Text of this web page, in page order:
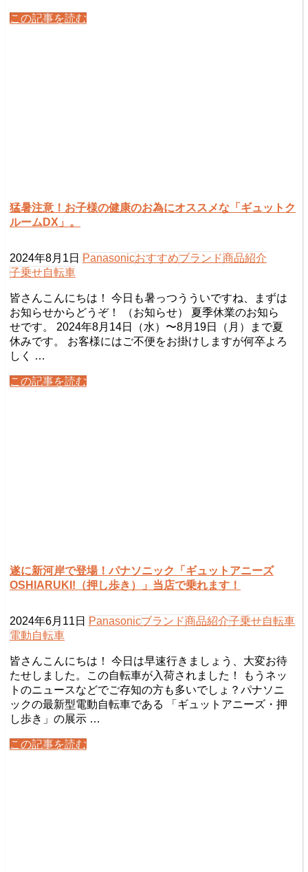
この記事を読む
猛暑注意！お子様の健康のお為にオススメな「ギュットク
ルームDX」。
2024年8月1日 Panasonicおすすめブランド商品紹介
子乗せ自転車
皆さんこんにちは！ 今日も暑っつうういですね、まずは
お知らせからどうぞ！ （お知らせ） 夏季休業のお知ら
せです。 2024年8月14日（水）〜8月19日（月）まで夏
休みです。 お客様にはご不便をお掛けしますが何卒よろ
しく …
この記事を読む
遂に新河岸で登場！パナソニック「ギュットアニーズ
OSHIARUKI!（押し歩き）」当店で乗れます！
2024年6月11日 Panasonicブランド商品紹介子乗せ自転車
電動自転車
皆さんこんにちは！ 今日は早速行きましょう、大変お待
たせしました。この自転車が入荷されました！ もうネッ
トのニュースなどでご存知の方も多いでしょ？パナソニ
ックの最新型電動自転車である 「ギュットアニーズ・押
し歩き」の展示 …
この記事を読む